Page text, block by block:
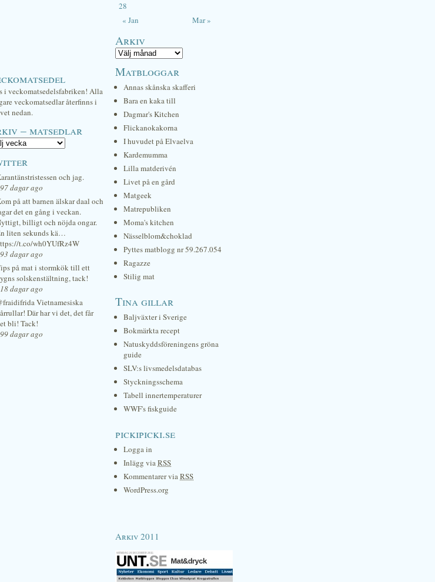
i veckomatsedelsfabriken! Alla
veckomatsedlar återfinns i
nedan.
– matsedlar
och jag.
dagar ago
på att barnen älskar daal och
det en gång i veckan.
billigt och nöjda ongar.
liten sekunds kä…
t.co/wh0YUfRz4W
dagar ago
på mat i stormkök till ett
solskenstältning, tack!
dagar ago
Vietnamesiska
Där har vi det, det får
bli! Tack!
dagar ago
« Jan Mar »
28
Arkiv
Matbloggar
Annas skånska skafferi
Bara en kaka till
Dagmar's Kitchen
Flickanokakorna
I huvudet på Elvaelva
Kardemumma
Lilla matderivén
Livet på en gård
Matgeek
Matrepubliken
Moma's kitchen
Nässelblom&choklad
Pyttes matblogg nr 59.267.054
Ragazze
Stilig mat
Tina gillar
Baljväxter i Sverige
Bokmärkta recept
Natuskyddsföreningens gröna
guide
SLV:s livsmedelsdatabas
Styckningsschema
Tabell innertemperaturer
WWF's fiskguide
pickipicki.se
Logga in
Inlägg viaRSS
Kommentarer viaRSS
WordPress.org
Arkiv 2011